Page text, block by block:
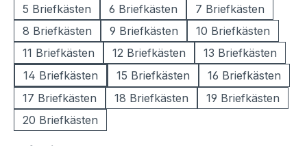
5 Briefkästen
6 Briefkästen
7 Briefkästen
8 Briefkästen
9 Briefkästen
10 Briefkästen
11 Briefkästen
12 Briefkästen
13 Briefkästen
14 Briefkästen
15 Briefkästen
16 Briefkästen
17 Briefkästen
18 Briefkästen
19 Briefkästen
20 Briefkästen